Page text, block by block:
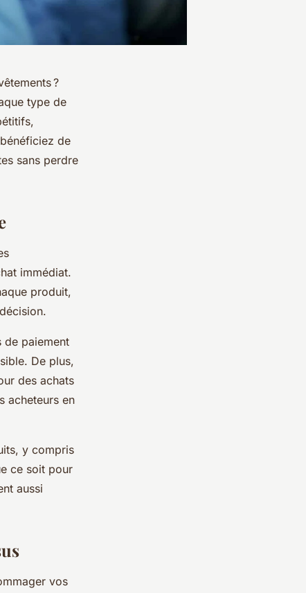
?
type de
de
sans perdre
immédiat.
produit,
de paiement
De plus,
des achats
acheteurs en
y compris
ce soit pour
aussi
vos